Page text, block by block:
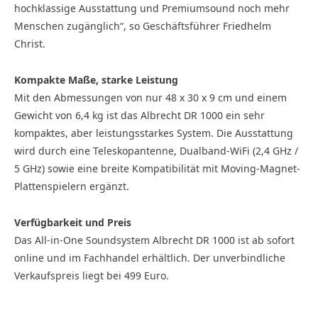
hochklassige Ausstattung und Premiumsound noch mehr
Menschen zugänglich“, so Geschäftsführer Friedhelm
Christ.
Kompakte Maße, starke Leistung
Mit den Abmessungen von nur 48 x 30 x 9 cm und einem
Gewicht von 6,4 kg ist das Albrecht DR 1000 ein sehr
kompaktes, aber leistungsstarkes System. Die Ausstattung
wird durch eine Teleskopantenne, Dualband-WiFi (2,4 GHz /
5 GHz) sowie eine breite Kompatibilität mit Moving-Magnet-
Plattenspielern ergänzt.
Verfügbarkeit und Preis
Das All-in-One Soundsystem Albrecht DR 1000 ist ab sofort
online und im Fachhandel erhältlich. Der unverbindliche
Verkaufspreis liegt bei 499 Euro.